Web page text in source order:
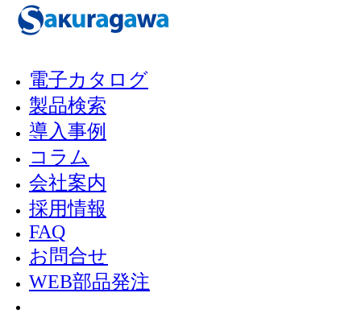
電子カタログ
製品検索
導入事例
コラム
会社案内
採用情報
FAQ
お問合せ
WEB部品発注
「お知らせ
2025-12-19
散水車
【Matsumoto